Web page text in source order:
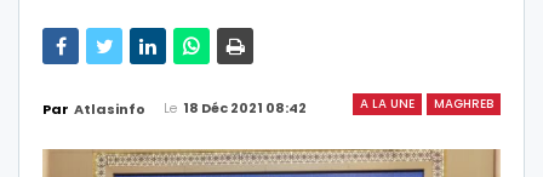
A LA UNE MAGHREB
Par Atlasinfo Le 18 Déc 2021 08:42